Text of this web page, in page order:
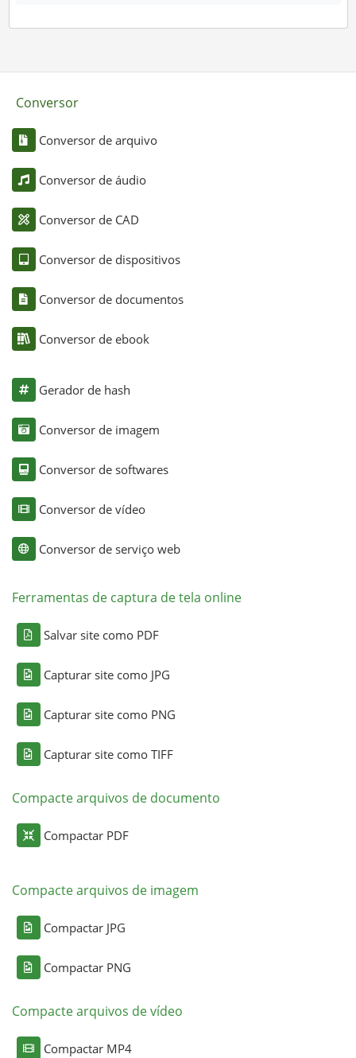
Conversor
Conversor de arquivo
Conversor de áudio
Conversor de CAD
Conversor de dispositivos
Conversor de documentos
Conversor de ebook
Gerador de hash
Conversor de imagem
Conversor de softwares
Conversor de vídeo
Conversor de serviço web
Ferramentas de captura de tela online
Salvar site como PDF
Capturar site como JPG
Capturar site como PNG
Capturar site como TIFF
Compacte arquivos de documento
Compactar PDF
Compacte arquivos de imagem
Compactar JPG
Compactar PNG
Compacte arquivos de vídeo
Compactar MP4